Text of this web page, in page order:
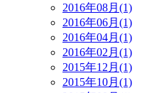
2016年08月(1)
2016年06月(1)
2016年04月(1)
2016年02月(1)
2015年12月(1)
2015年10月(1)